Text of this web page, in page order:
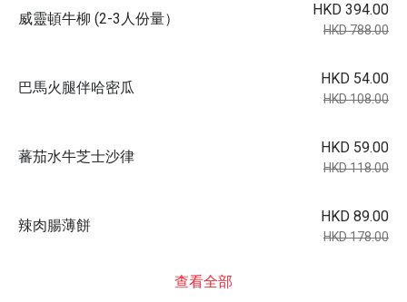
威靈頓牛柳 (2-3人份量）
HKD 394.00
HKD 788.00
巴馬火腿伴哈密瓜
HKD 54.00
HKD 108.00
蕃茄水牛芝士沙律
HKD 59.00
HKD 118.00
辣肉腸薄餅
HKD 89.00
HKD 178.00
查看全部